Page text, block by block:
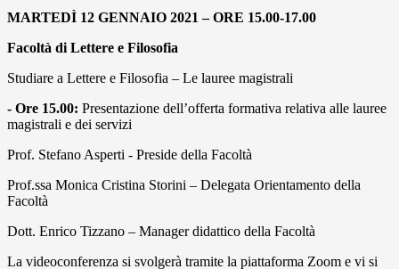
MARTEDÌ 12 GENNAIO 2021 – ORE 15.00-17.00
Facoltà di Lettere e Filosofia
Studiare a Lettere e Filosofia – Le lauree magistrali
- Ore 15.00: Presentazione dell’offerta formativa relativa alle lauree
magistrali e dei servizi
Prof. Stefano Asperti - Preside della Facoltà
Prof.ssa Monica Cristina Storini – Delegata Orientamento della
Facoltà
Dott. Enrico Tizzano – Manager didattico della Facoltà
La videoconferenza si svolgerà tramite la piattaforma Zoom e vi si